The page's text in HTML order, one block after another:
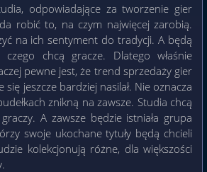
odpowiadające za tworzenie gier
robić to, na czym najwięcej zarobią.
na ich sentyment do tradycji. A będą
chcą gracze. Dlatego właśnie
pewne jest, że trend sprzedaży gier
jeszcze bardziej nasilał. Nie oznacza
znikną na zawsze. Studia chcą
A zawsze będzie istniała grupa
swoje ukochane tytuły będą chcieli
kolekcjonują różne, dla większości